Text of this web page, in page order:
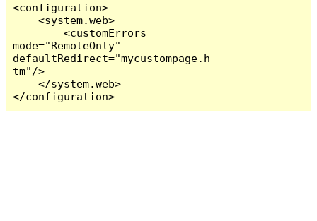
<configuration>
    <system.web>
        <customErrors
mode="RemoteOnly"
defaultRedirect="mycustompage.h
tm"/>
    </system.web>
</configuration>